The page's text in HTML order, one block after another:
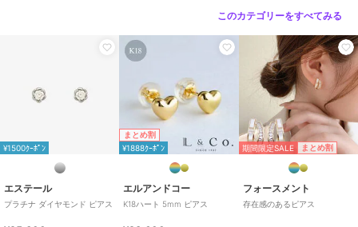
このカテゴリーをすべてみる
¥1500ｸｰﾎﾟﾝ
エステール
プラチナ ダイヤモンド ピアス
まとめ割
¥1888ｸｰﾎﾟﾝ
エルアンドコー
K18ハート 5mm ピアス
期間限定SALE まとめ割
フォースメント
存在感のあるピアス